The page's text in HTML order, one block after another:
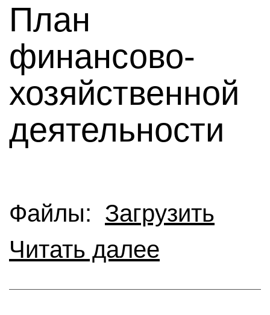
План
финансово-
хозяйственной
деятельности
Файлы: Загрузить
Читать далее